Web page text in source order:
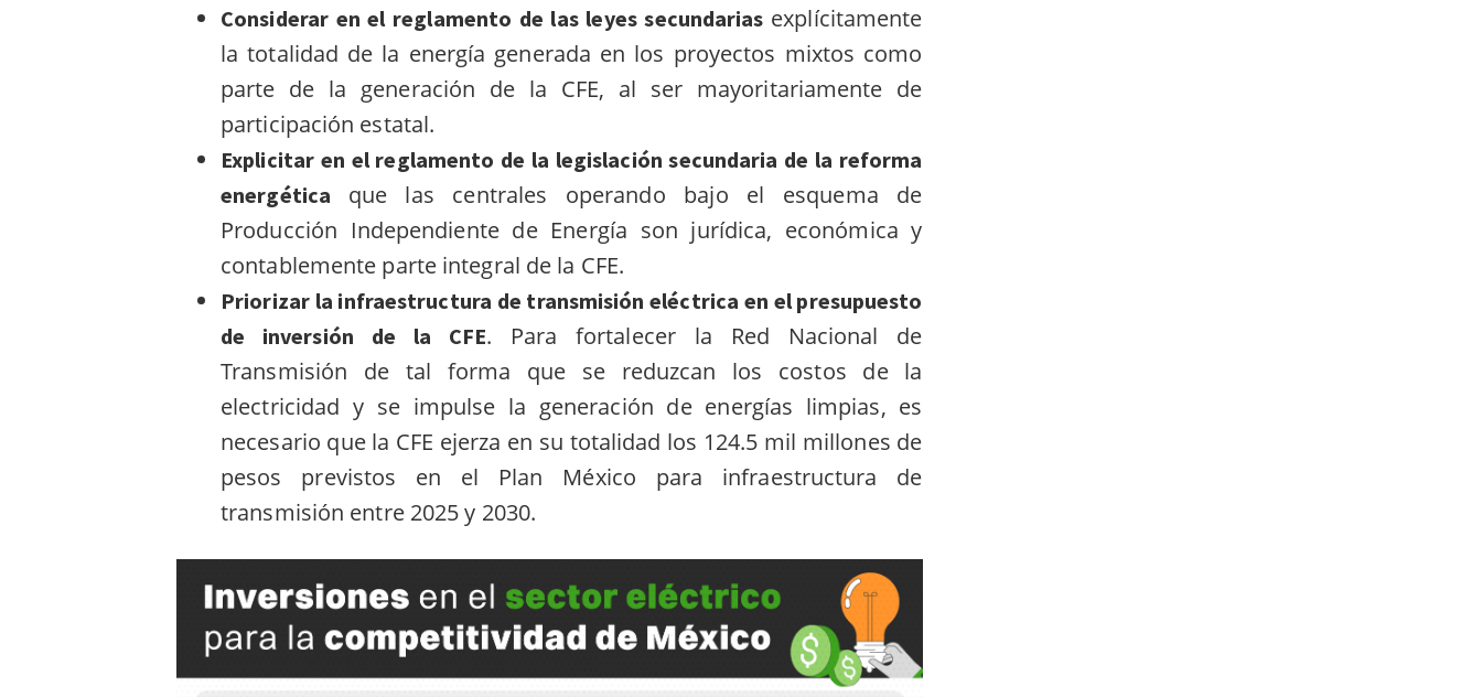
Considerar en el reglamento de las leyes secundarias explícitamente
la totalidad de la energía generada en los proyectos mixtos como
parte de la generación de la CFE, al ser mayoritariamente de
participación estatal.
Explicitar en el reglamento de la legislación secundaria de la reforma
energética que las centrales operando bajo el esquema de
Producción Independiente de Energía son jurídica, económica y
contablemente parte integral de la CFE.
Priorizar la infraestructura de transmisión eléctrica en el presupuesto
de inversión de la CFE. Para fortalecer la Red Nacional de
Transmisión de tal forma que se reduzcan los costos de la
electricidad y se impulse la generación de energías limpias, es
necesario que la CFE ejerza en su totalidad los 124.5 mil millones de
pesos previstos en el Plan México para infraestructura de
transmisión entre 2025 y 2030.